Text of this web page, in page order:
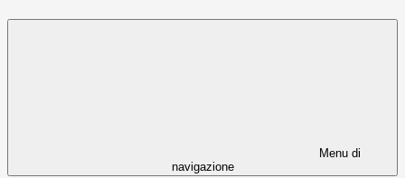
Menu di
navigazione